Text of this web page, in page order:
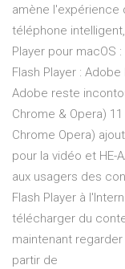
amène l'expérience
téléphone
Player pour macOS
Flash Player :
Adobe reste
Chrome & Opera)
Chrome Opera)
pour la vidéo et HE-
aux usagers des
Flash Player à
télécharger du
maintenant
partir de